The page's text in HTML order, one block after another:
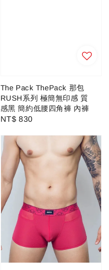
The Pack ThePack 那包
RUSH系列 極簡無印感 質
感黑 簡約低腰四角褲 內褲
Regular
NT$ 830